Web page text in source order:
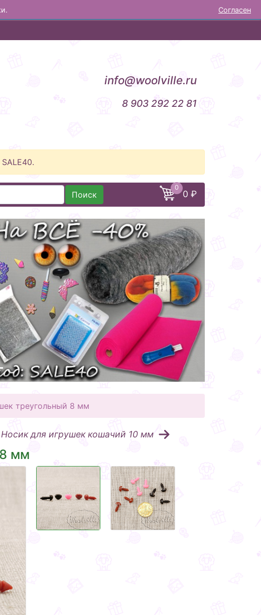
Согласен
info@woolville.ru
8 903 292 22 81
Поиск
0
0 ₽
треугольный 8 мм
Носик для игрушек кошачий 10 мм
мм